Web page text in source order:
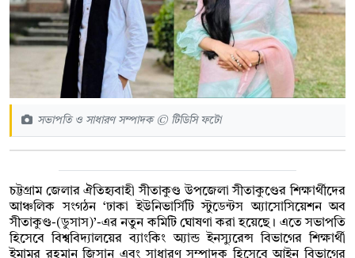
সভাপতি ও সাধারণ সম্পাদক © টিডিসি ফটো
চট্টগ্রাম জেলার ঐতিহ্যবাহী সীতাকুণ্ড উপজেলা সীতাকুণ্ডের শিক্ষার্থীদের
আঞ্চলিক সংগঠন ‘ঢাকা ইউনিভার্সিটি স্টুডেন্টস অ্যাসোসিয়েশন অব
সীতাকুণ্ড-(ডুসাস)’-এর নতুন কমিটি ঘোষণা করা হয়েছে। এতে সভাপতি
হিসেবে বিশ্ববিদ্যালয়ের ব্যাংকিং অ্যান্ড ইনস্যুরেন্স বিভাগের শিক্ষার্থী
ইমামুর রহমান জিসান এবং সাধারণ সম্পাদক হিসেবে আইন বিভাগের